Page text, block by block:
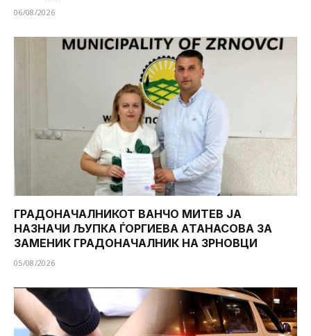
06/08/2026
ГРАДОНАЧАЛНИКОТ ВАНЧО МИТЕВ ЈА
НАЗНАЧИ ЉУПКА ЃОРГИЕВА АТАНАСОВА ЗА
ЗАМЕНИК ГРАДОНАЧАЛНИК НА ЗРНОВЦИ
05/08/2026